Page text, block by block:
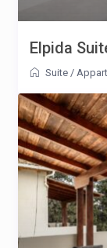
Elpida
Suite /